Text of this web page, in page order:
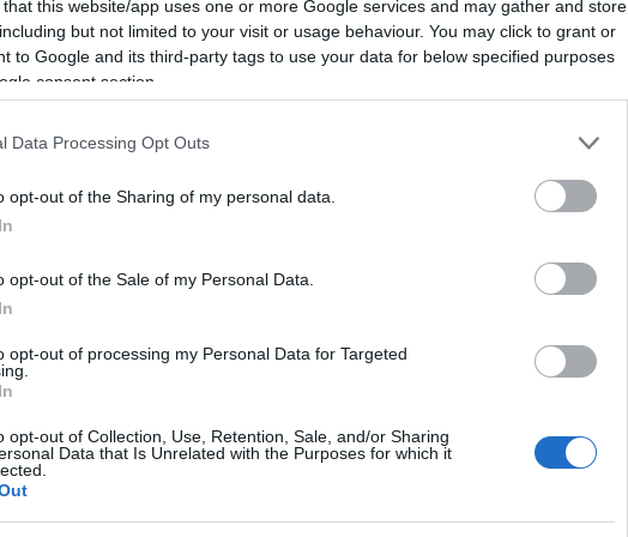
that this website/app uses one or more Google services and may gather and store
but not limited to your visit or usage behaviour. You may click to grant or
to Google and its third-party tags to use your data for below specified purposes
consent section.
Data Processing Opt Outs
opt-out of the Sharing of my personal data.
opt-out of the Sale of my Personal Data.
opt-out of processing my Personal Data for Targeted
opt-out of Collection, Use, Retention, Sale, and/or Sharing
Data that Is Unrelated with the Purposes for which it
le 17:40 circa (le cuffie restituite al
immediatamente sanificate e pulite da TM
di attrezzature.)
per la salute e il benessere. Ecco
la Fitnesswalk®:
Fitnesswalk® è un’attività aerobica che
la capacità di resistenza del cuore
a migliorare la salute cardiovascolare e
del peso: Fitnesswalk® è un’ottima
e mantenere un peso sano.
o veloce può aiutare a bruciare calorie in